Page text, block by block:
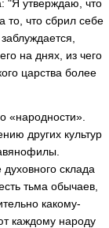
"Я утверждаю, что
то, что сбрил себе
на днях, из чего
царства более
«народности».
других культур
склада
тьма обычаев,
какому-
каждому народу